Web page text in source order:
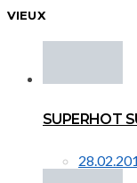
VIEUX
SUPERHOT